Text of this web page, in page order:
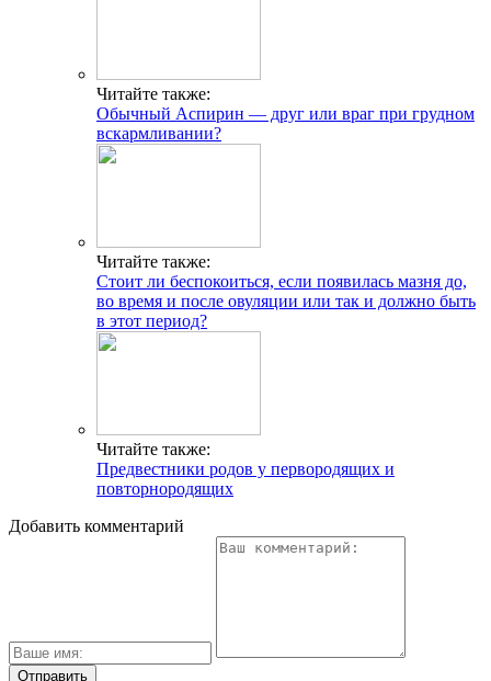
Читайте также:
Обычный Аспирин — друг или враг при грудном
вскармливании?
Читайте также:
Стоит ли беспокоиться, если появилась мазня до,
во время и после овуляции или так и должно быть
в этот период?
Читайте также:
Предвестники родов у первородящих и
повторнородящих
Добавить комментарий